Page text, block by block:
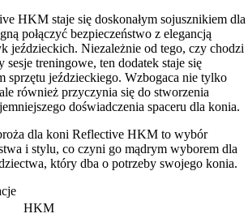
HKM staje się doskonałym sojusznikiem dla
połączyć bezpieczeństwo z elegancją
jeździeckich. Niezależnie od tego, czy chodzi
treningowe, ten dodatek staje się
sprzętu jeździeckiego. Wzbogaca nie tylko
również przyczynia się do stworzenia
doświadczenia spaceru dla konia.
dla koni Reflective HKM to wybór
i stylu, co czyni go mądrym wyborem dla
który dba o potrzeby swojego konia.
HKM